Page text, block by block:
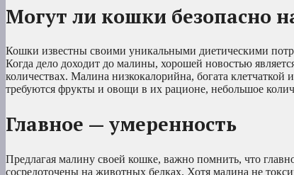
Могут ли кошки безопасно
Кошки известны своими уникальными диетическими
Когда дело доходит до малины, хорошей новостью
количествах. Малина низкокалорийна, богата
требуются фрукты и овощи в их рационе, небольшое
Главное — умеренность
Предлагая малину своей кошке, важно помнить, что
сосредоточены на животных белках. Хотя малина не